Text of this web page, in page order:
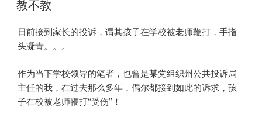
教不教
日前接到家长的投诉，谓其孩子在学校被老师鞭打，手指
头凝青。。。
作为当下学校领导的笔者，也曾是某党组织州公共投诉局
主任的我，在过去那么多年，偶尔都接到如此的诉求，孩
子在校被老师鞭打“受伤”！